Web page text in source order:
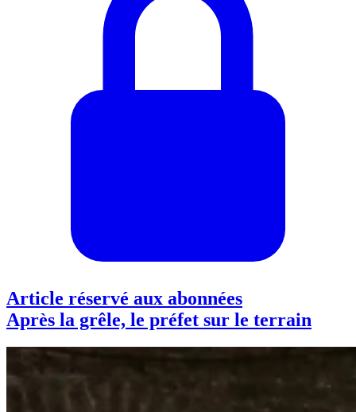
Article réservé aux abonnées
Après la grêle, le préfet sur le terrain